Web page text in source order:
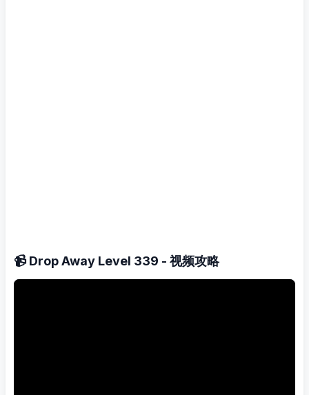
📹 Drop Away Level 339 - 视频攻略